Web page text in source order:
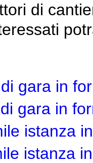
di
gara in
gara in
istanza
istanza